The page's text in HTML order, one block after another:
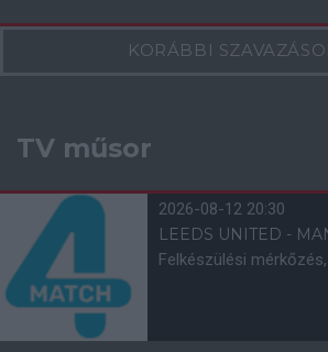
KORÁBBI
TV műsor
2026-08-12 20:30
LEEDS UNITED -
Felkészülési mérkőzés,